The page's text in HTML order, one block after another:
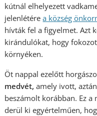
kútnál elhelyezett
jelenlétérea község
hívták fel a figyelmet. Azt
kirándulókat, hogy
környéken.
Öt nappal ezelőtt
medvét, amely ivott,
beszámolt korábban. Ez
derül ki egyértelműen,